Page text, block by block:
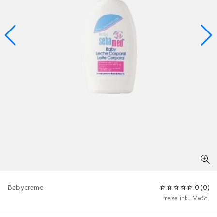
Babycreme 0 (0)
Preise inkl. MwSt.